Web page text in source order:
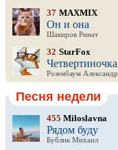
37 MAXMIX
Он и она
Шакиров Ринат
32 StarFox
Четвертиночка
Розенбаум Александр
Песня недели
455 Miloslavna
Рядом буду
Бублик Михаил